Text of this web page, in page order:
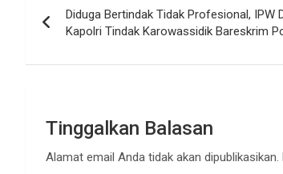
pos
Diduga Bertindak Tidak Profesional, IPW
Kapolri Tindak Karowassidik Bareskrim
Tinggalkan Balasan
Alamat email Anda tidak akan dipublikasikan.